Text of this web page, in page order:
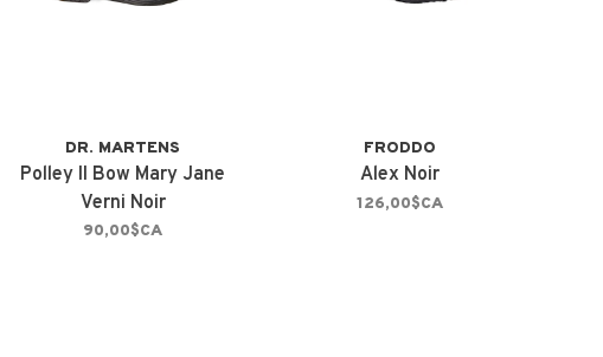
DR. MARTENS
Polley II Bow Mary Jane
Verni Noir
90,00$CA
FRODDO
Alex Noir
126,00$CA